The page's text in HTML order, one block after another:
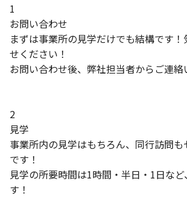
1
お問い合わせ
まずは事業所の見学だけでも結構です
せください！
お問い合わせ後、弊社担当者からご連絡
2
見学
事業所内の見学はもちろん、同行訪問
です！
見学の所要時間は1時間・半日・1日な
す！